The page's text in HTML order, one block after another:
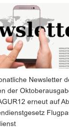
Newsletter
der
erneut auf